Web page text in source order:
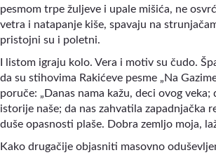
pesmom trpe žuljeve i upale mišića, ne
vetra i natapanje kiše, spavaju na
pristojni su i poletni.
I listom igraju kolo. Vera i motiv su čudo.
da su stihovima Rakićeve pesme „Na
poruče: „Danas nama kažu, deci ovog
istorije naše; da nas zahvatila zapadnjačka
duše opasnosti plaše. Dobra zemljo moja,
Kako drugačije objasniti masovno